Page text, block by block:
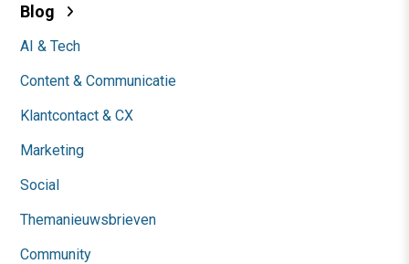
Blog
AI & Tech
Content & Communicatie
Klantcontact & CX
Marketing
Social
Themanieuwsbrieven
Community